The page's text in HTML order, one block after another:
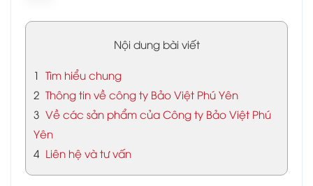
Nội dung bài viết
1 Tìm hiểu chung
2 Thông tin về công ty Bảo Việt Phú Yên
3 Về các sản phẩm của Công ty Bảo Việt Phú
Yên
4 Liên hệ và tư vấn